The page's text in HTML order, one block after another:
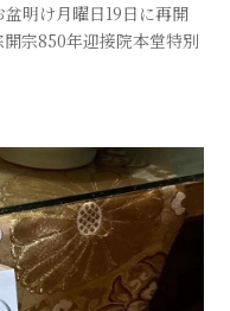
明け月曜日19日に再開
宗850年迎接院本堂特別
。 お参りくださいま